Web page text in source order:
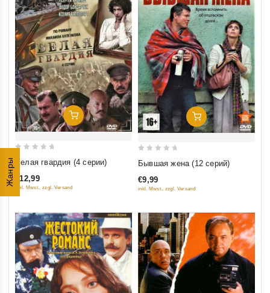
Жанры
Добавить В Корзину
of
Белая гвардия (4 серии)
€12,99
inkl. Mwst., zzgl. Versand
Добавить В Корзину
of
Бывшая жена (12 серий)
€9,99
inkl. Mwst., zzgl. Versand